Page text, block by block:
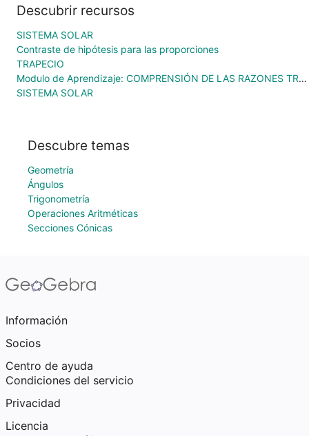
Descubrir recursos
SISTEMA SOLAR
Contraste de hipótesis para las proporciones
TRAPECIO
Modulo de Aprendizaje: COMPRENSIÓN DE LAS RAZONES TRIGONOMETRICAS MEDIANTE EL SOFTWARE GEOGEBRA EN EL MODELO DE VAN HIELE
SISTEMA SOLAR
Descubre temas
Geometría
Ángulos
Trigonometría
Operaciones Aritméticas
Secciones Cónicas
Información
Socios
Centro de ayuda
Condiciones del servicio
Privacidad
Licencia